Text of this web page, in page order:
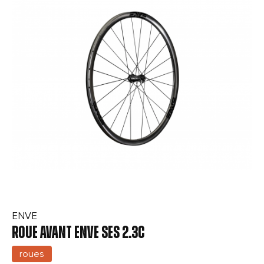
ENVE
ROUE AVANT ENVE SES 2.3C
roues